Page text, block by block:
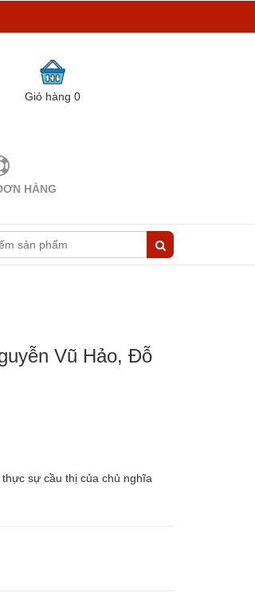
Giỏ hàng0
HÀNG
Vũ Hảo, Đỗ
sự cầu thị của chủ nghĩa